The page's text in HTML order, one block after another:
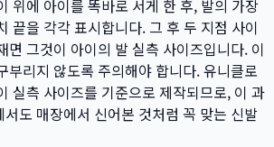
위에 아이를 똑바로 서게 한 후, 발의 가장
끝을 각각 표시합니다. 그 후 두 지점 사이
면 그것이 아이의 발 실측 사이즈입니다. 이
부리지 않도록 주의해야 합니다. 유니클로
실측 사이즈를 기준으로 제작되므로, 이 과
도 매장에서 신어본 것처럼 꼭 맞는 신발